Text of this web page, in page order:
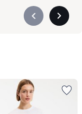
Précédent